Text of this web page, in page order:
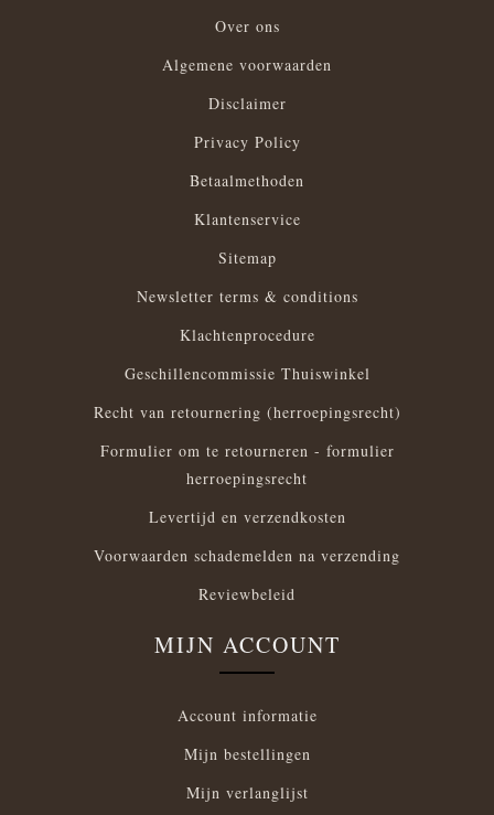
Over ons
Algemene voorwaarden
Disclaimer
Privacy Policy
Betaalmethoden
Klantenservice
Sitemap
Newsletter terms & conditions
Klachtenprocedure
Geschillencommissie Thuiswinkel
Recht van retournering (herroepingsrecht)
Formulier om te retourneren - formulier
herroepingsrecht
Levertijd en verzendkosten
Voorwaarden schademelden na verzending
Reviewbeleid
MIJN ACCOUNT
Account informatie
Mijn bestellingen
Mijn verlanglijst